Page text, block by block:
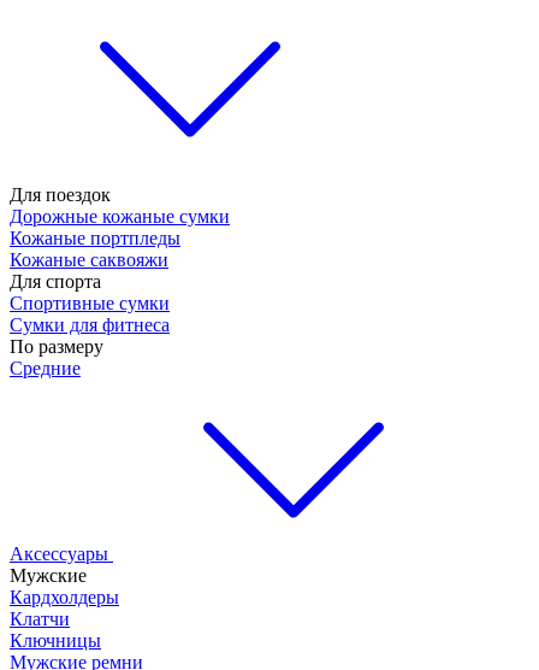
Для поездок
Дорожные кожаные сумки
Кожаные портпледы
Кожаные саквояжи
Для спорта
Спортивные сумки
Сумки для фитнеса
По размеру
Средние
Аксессуары
Мужские
Кардхолдеры
Клатчи
Ключницы
Мужские ремни